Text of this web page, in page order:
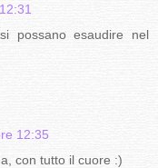
possano esaudire nel
12:35
con tutto il cuore :)